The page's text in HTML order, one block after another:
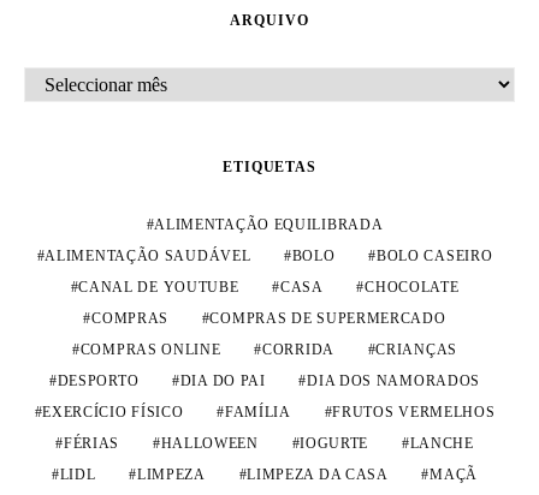
ARQUIVO
ARQUIVO
ETIQUETAS
ALIMENTAÇÃO EQUILIBRADA
ALIMENTAÇÃO SAUDÁVEL
BOLO
BOLO CASEIRO
CANAL DE YOUTUBE
CASA
CHOCOLATE
COMPRAS
COMPRAS DE SUPERMERCADO
COMPRAS ONLINE
CORRIDA
CRIANÇAS
DESPORTO
DIA DO PAI
DIA DOS NAMORADOS
EXERCÍCIO FÍSICO
FAMÍLIA
FRUTOS VERMELHOS
FÉRIAS
HALLOWEEN IOGURTE
LANCHE
LIDL
LIMPEZA LIMPEZA DA CASA MAÇÃ